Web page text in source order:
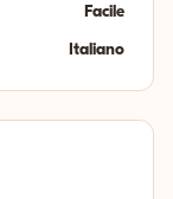
Facile
Italiano